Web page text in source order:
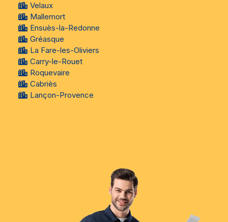
Velaux
Mallemort
Ensuès-la-Redonne
Gréasque
La Fare-les-Oliviers
Carry-le-Rouet
Roquevaire
Cabriès
Lançon-Provence